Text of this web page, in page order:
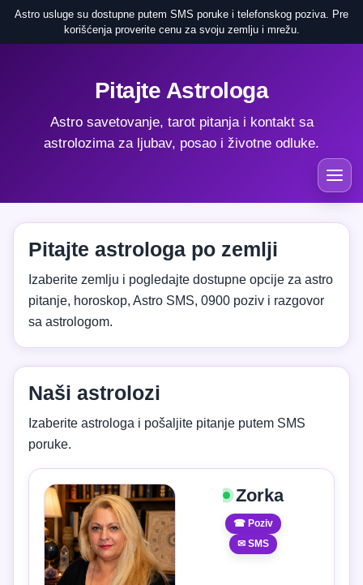
Astro usluge su dostupne putem SMS poruke i telefonskog poziva. Pre
korišćenja proverite cenu za svoju zemlju i mrežu.
Pitajte Astrologa
Astro savetovanje, tarot pitanja i kontakt sa
astrolozima za ljubav, posao i životne odluke.
Pitajte astrologa po zemlji
Izaberite zemlju i pogledajte dostupne opcije za astro
pitanje, horoskop, Astro SMS, 0900 poziv i razgovor
sa astrologom.
Naši astrolozi
Izaberite astrologa i pošaljite pitanje putem SMS
poruke.
Zorka
☎ Poziv
✉ SMS